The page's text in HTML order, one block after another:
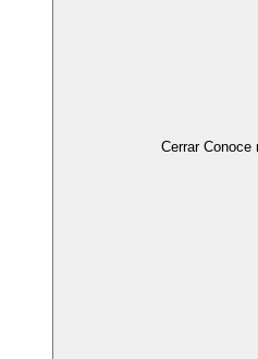
Cerrar Conoce